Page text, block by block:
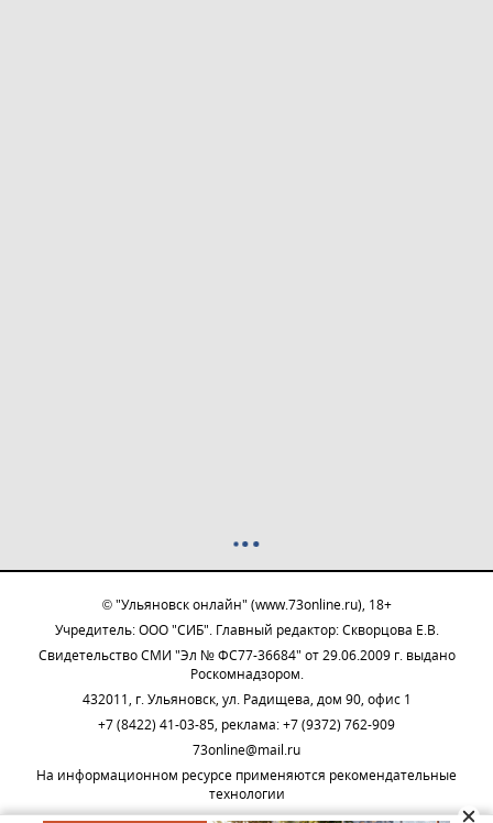
© "Ульяновск онлайн" (www.73online.ru), 18+
Учредитель: ООО "СИБ". Главный редактор: Скворцова Е.В.
Свидетельство СМИ "Эл № ФС77-36684" от 29.06.2009 г. выдано
Роскомнадзором.
432011, г. Ульяновск, ул. Радищева, дом 90, офис 1
+7 (8422) 41-03-85, реклама: +7 (9372) 762-909
73online@mail.ru
На информационном ресурсе применяются рекомендательные
технологии